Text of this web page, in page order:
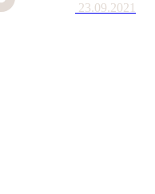
23.09.2021